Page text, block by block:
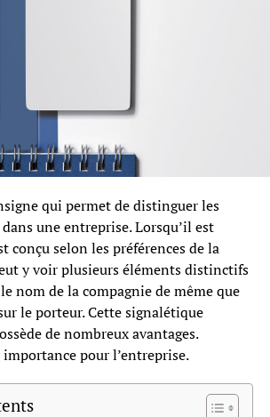
qui permet de distinguer les
une entreprise. Lorsqu’il est
conçu selon les préférences de la
y voir plusieurs éléments distinctifs
nom de la compagnie de même que
le porteur. Cette signalétique
de nombreux avantages.
pour l’entreprise.